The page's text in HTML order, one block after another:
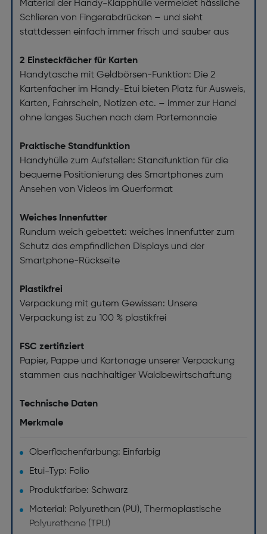
Material der Handy-Klapphülle vermeidet hässliche
Schlieren von Fingerabdrücken – und sieht
stattdessen einfach immer frisch und sauber aus
2 Einsteckfächer für Karten
Handytasche mit Geldbörsen-Funktion: Die 2
Kartenfächer im Handy-Etui bieten Platz für Ausweis,
Karten, Fahrschein, Notizen etc. – immer zur Hand
ohne langes Suchen nach dem Portemonnaie
Praktische Standfunktion
Handyhülle zum Aufstellen: Standfunktion für die
bequeme Positionierung des Smartphones zum
Ansehen von Videos im Querformat
Weiches Innenfutter
Rundum weich gebettet: weiches Innenfutter zum
Schutz des empfindlichen Displays und der
Smartphone-Rückseite
Plastikfrei
Verpackung mit gutem Gewissen: Unsere
Verpackung ist zu 100 % plastikfrei
FSC zertifiziert
Papier, Pappe und Kartonage unserer Verpackung
stammen aus nachhaltiger Waldbewirtschaftung
Technische Daten
Merkmale
Oberflächenfärbung: Einfarbig
Etui-Typ: Folio
Produktfarbe: Schwarz
Material: Polyurethan (PU), Thermoplastische
Polyurethane (TPU)